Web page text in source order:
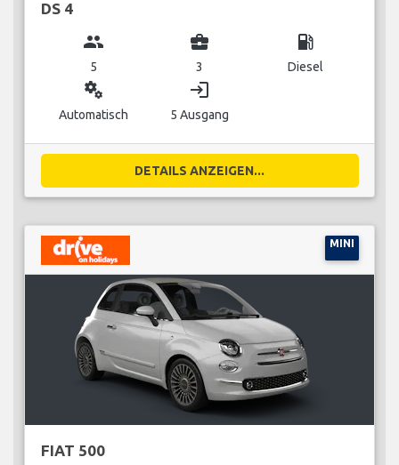
DS 4
group
5
business_center
3
local_gas_station
Diesel
miscellaneous_services
Automatisch
login
5 Ausgang
DETAILS ANZEIGEN...
MINI
FIAT 500